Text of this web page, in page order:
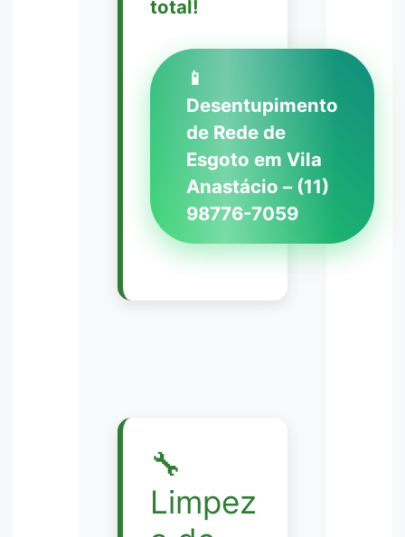
total!
📱
Desentupimento
de Rede de
Esgoto em Vila
Anastácio – (11)
98776-7059
🔧
Limpez